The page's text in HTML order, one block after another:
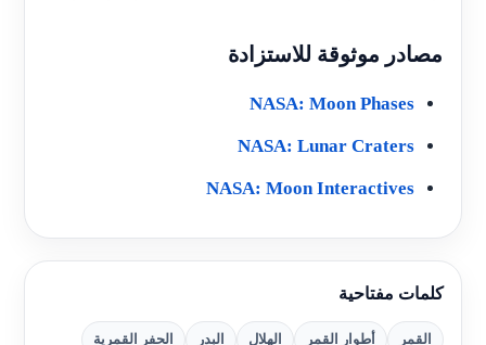
مصادر موثوقة للاستزادة
NASA: Moon Phases
NASA: Lunar Craters
NASA: Moon Interactives
كلمات مفتاحية
القمر أطوار القمر الهلال البدر الحفر القمرية